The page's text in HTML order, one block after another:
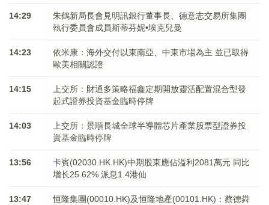
14:29
朱鶴新局長會見明訊銀行董事長、德意志交易所集團
執行委員會成員斯蒂芬妮•埃克兒曼
14:23
依米康：海外交付以東南亞、中東市場為主 並已取得
歐美相關認證
14:15
上交所：財通多策略福鑫定期開放靈活配置混合型發
起式證券投資基金臨時停牌
14:03
上交所：景順長城全球半導體芯片產業股票型證券投
資基金臨時停牌
13:56
卡賓(02030.HK.HK)中期股東應佔溢利2081萬元 同比
增长25.62% 派息1.4港仙
13:47
恒隆集團(00010.HK)及恒隆地產(00101.HK)：蔡德粦